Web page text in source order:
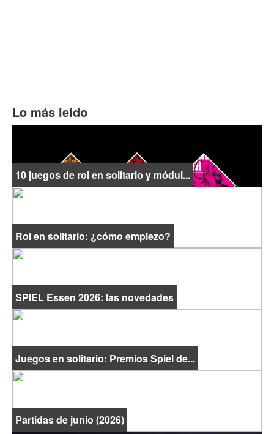
Lo más leído
10 juegos de rol en solitario y módul...
Rol en solitario: ¿cómo empiezo?
SPIEL Essen 2026: las novedades
Juegos en solitario: Premios Spiel de...
Partidas de junio (2026)